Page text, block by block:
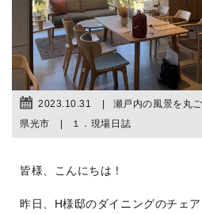
2023.10.31
瀬戸内の風景を丸
県光市
１．現場日誌
皆様、こんにちは！
昨日、H様邸のダイニングのチェ